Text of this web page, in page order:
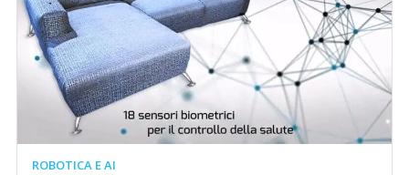
ROBOTICA E AI